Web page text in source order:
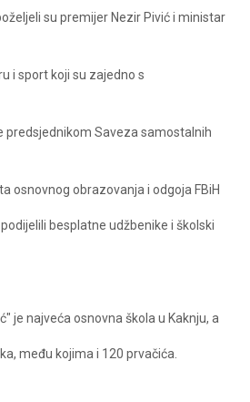
su premijer Nezir Pivić i ministar
i sport koji su zajedno s
predsjednikom Saveza samostalnih
osnovnog obrazovanja i odgoja FBiH
besplatne udžbenike i školski
je najveća osnovna škola u Kaknju, a
među kojima i 120 prvačića.